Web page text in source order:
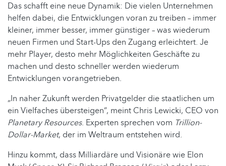
Das schafft eine neue Dynamik: Die vielen Unternehmen
helfen dabei, die Entwicklungen voran zu treiben – immer
kleiner, immer besser, immer günstiger – was wiederum
neuen Firmen und Start-Ups den Zugang erleichtert. Je
mehr Player, desto mehr Möglichkeiten Geschäfte zu
machen und desto schneller werden wiederum
Entwicklungen vorangetrieben.
„In naher Zukunft werden Privatgelder die staatlichen um
ein Vielfaches übersteigen“, meint Chris Lewicki, CEO von
Planetary Resources. Experten sprechen vom Trillion-
Dollar-Market, der im Weltraum entstehen wird.
Hinzu kommt, dass Milliardäre und Visionäre wie Elon